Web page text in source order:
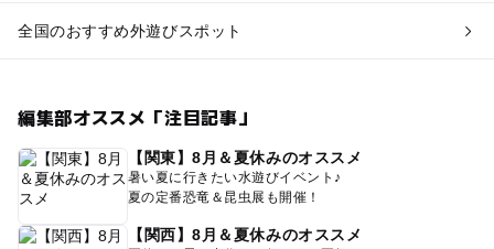
全国のおすすめ外遊びスポット
編集部オススメ「注目記事」
【関東】8月＆夏休みのオススメ
暑い夏に行きたい水遊びイベント♪
夏の定番恐竜＆昆虫展も開催！
【関西】8月＆夏休みのオススメ